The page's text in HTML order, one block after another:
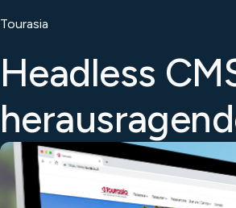
Tourasia
Headless